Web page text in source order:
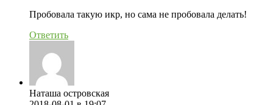
Пробовала такую икр, но сама не пробовала делать!
Ответить
Наташа островская